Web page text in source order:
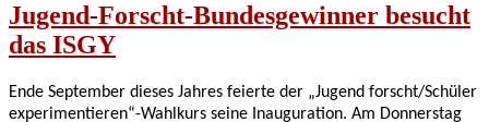
Jugend-Forscht-Bundesgewinner besucht
das ISGY
Ende September dieses Jahres feierte der „Jugend forscht/Schüler
experimentieren“-Wahlkurs seine Inauguration. Am Donnerstag